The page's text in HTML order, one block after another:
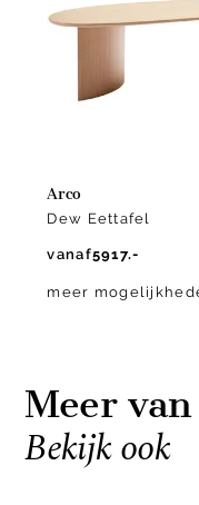
Arco
Dew Eettafel
vanaf5917.-
meer
Meer van
Bekijk ook